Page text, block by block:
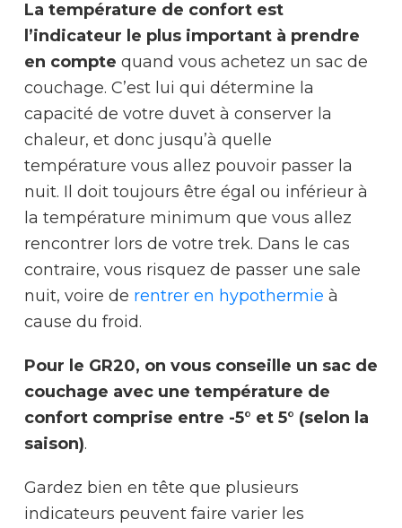
La température de confort est
l’indicateur le plus important à prendre
en compte quand vous achetez un sac de
couchage. C’est lui qui détermine la
capacité de votre duvet à conserver la
chaleur, et donc jusqu’à quelle
température vous allez pouvoir passer la
nuit. Il doit toujours être égal ou inférieur à
la température minimum que vous allez
rencontrer lors de votre trek. Dans le cas
contraire, vous risquez de passer une sale
nuit, voire de rentrer en hypothermie à
cause du froid.
Pour le GR20, on vous conseille un sac de
couchage avec une température de
confort comprise entre -5° et 5° (selon la
saison).
Gardez bien en tête que plusieurs
indicateurs peuvent faire varier les